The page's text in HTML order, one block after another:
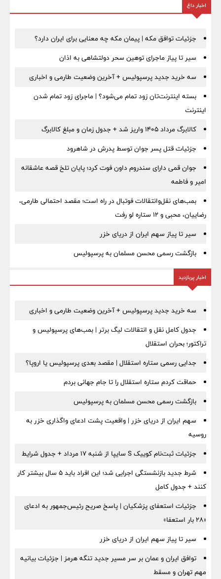
اخبار داغ
جزئیات توافق مکه | پیمان مکه چه معنایی برای ایران دارد؟
سیر تا پیاز ماجرای توهین سحر دولتشاهی به اذان
سه خرید جدید پرسپولیس + آخرین وضعیت طارمی و اخباری
بسته اینترنت‌تان زود تمام می‌شود؟ | ماجرای زود تمام شدن
اینترنت
کالابرگ مرداد ۱۴۰۵ واریز شد + جدول زمان و مبلغ کالابرگ
جزئیات قتل پسر جوان توسط پدرش در شاهرود
جوان قمی دارای سندروم داون فوت کرد؛ پایان تلخ قصه عاشقانه
امیر و فاطمه
بمب‌های نقل‌وانتقالات فوتبال در راه است؛ مقصد احتمالی طارمی،
رضاییان، محبی و ۱۲ ستاره لو رفت
سیر تا پیاز سهم ایران از دریای خزر
بازگشت رسمی محسن مسلمان به پرسپولیس
اخبار پربازدید
سه خرید جدید پرسپولیس + آخرین وضعیت طارمی و اخباری
جدول کامل نقل و انتقالات لیگ برتر | بمب‌های پرسپولیس و
تراکتور؛ بحران استقلال
جدایی رسمی ستاره استقلال | مقصد بعدی پرسپولیس یا اروپا؟
حماقت کردم ستاره استقلال را تا جام جهانی بردم
بازگشت رسمی محسن مسلمان به پرسپولیس
سهم ایران از دریای خزر | واقعیت پشت ادعای واگذاری خزر به
روسیه
جزئیات ثبت‌نام کوییک S سایپا از شنبه ۱۷ مرداد + جدول شرایط
شرط جدید بازنشستگی اجرایی شد؛ این افراد باید ۵ سال بیشتر کار
کنند + جدول کامل
جزئیات استعفای پزشکیان | پاسخ صریح رئیس‌جمهور به ادعای
«۲۸ بار استعفا»
سیر تا پیاز سهم ایران از دریای خزر
توافق ایران و عمان بر سر مسیر جدید تنگه هرمز | جزئیات بیانیه
مهم تهران و مسقط